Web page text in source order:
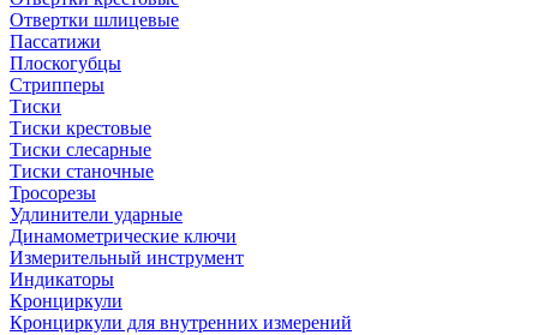
Отвертки шлицевые
Пассатижи
Плоскогубцы
Стрипперы
Тиски
Тиски крестовые
Тиски слесарные
Тиски станочные
Тросорезы
Удлинители ударные
Динамометрические ключи
Измерительный инструмент
Индикаторы
Кронциркули
Кронциркули для внутренних измерений